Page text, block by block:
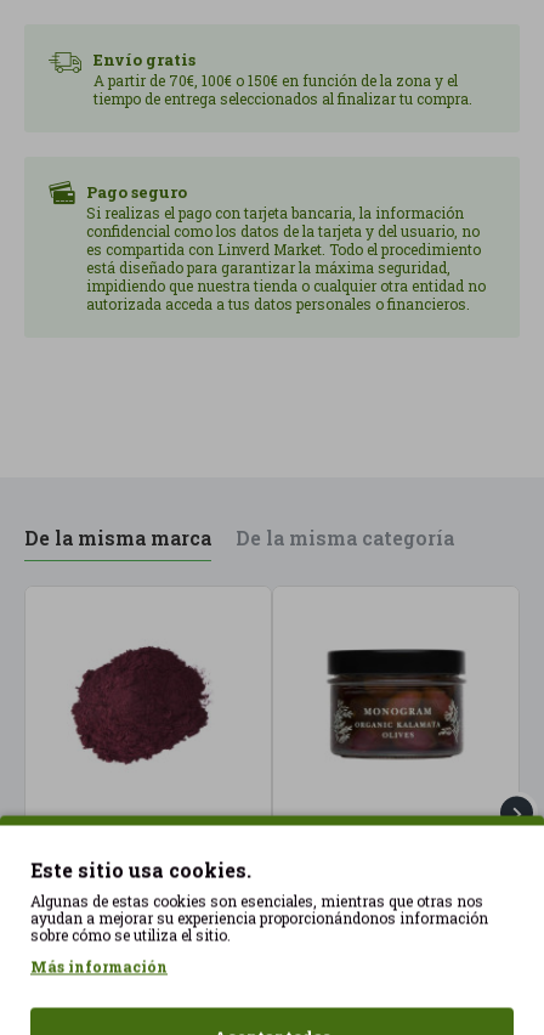
Envío gratis
A partir de 70€, 100€ o 150€ en función de la zona y el
tiempo de entrega seleccionados al finalizar tu compra.
Pago seguro
Si realizas el pago con tarjeta bancaria, la información
confidencial como los datos de la tarjeta y del usuario, no
es compartida con Linverd Market. Todo el procedimiento
está diseñado para garantizar la máxima seguridad,
impidiendo que nuestra tienda o cualquier otra entidad no
autorizada acceda a tus datos personales o financieros.
con albahaca, donde aporta frescura, intensidad
aromática y una textura muy agradable cuando se
recomendable añadirla al final de la preparación o
utilizarla en crudo, especialmente en platos que
buscan un resultado más fresco y vivo.
Su versatilidad permite utilizarla tanto en recetas
rápidas como en recetas rápidas como en
con una preparación respetuosa con su sabor
original. un toque final en las recetas y disfrutar
De la misma marca De la misma categoría
Açai en polvo a granel
50gr ECO
10,51€
262gr Monogram ECO
Este sitio usa cookies.
Algunas de estas cookies son esenciales, mientras que otras nos
ayudan a mejorar su experiencia proporcionándonos información
sobre cómo se utiliza el sitio.
Más información